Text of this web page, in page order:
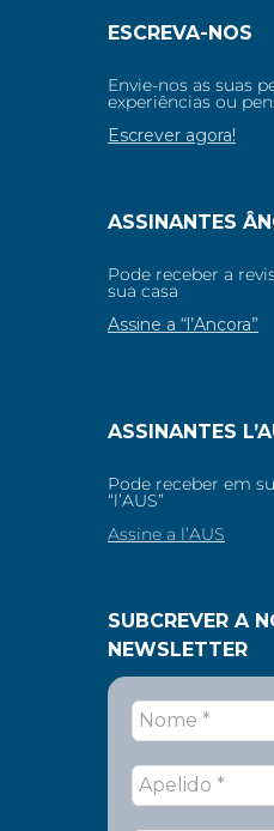
ESCREVA-NOS
Envie-nos as suas
experiências ou
Escrever agora!
ASSINANTES
Pode receber a
sua casa
Assine a “l’Ancora”
ASSINANTES
Pode receber em
“l’AUS”
Assine a l’AUS
SUBCREVER A
NEWSLETTER